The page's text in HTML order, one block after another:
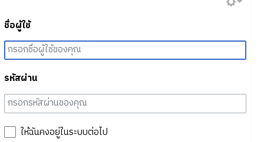
ชื่อผู้ใช้
รหัสผ่าน
ให้ฉันคงอยู่ในระบบต่อไป